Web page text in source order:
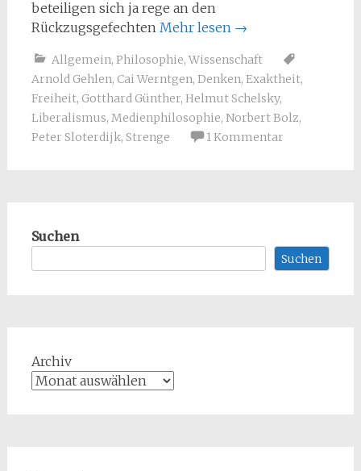
beteiligen sich ja rege an den
Rückzugsgefechten Mehr lesen →
Allgemein, Philosophie, Wissenschaft
Arnold Gehlen, Cai Werntgen, Denken, Exaktheit,
Freiheit, Gotthard Günther, Helmut Schelsky,
Liberalismus, Medienphilosophie, Norbert Bolz,
Peter Sloterdijk, Strenge 1 Kommentar
Suchen
Suchen
Archiv